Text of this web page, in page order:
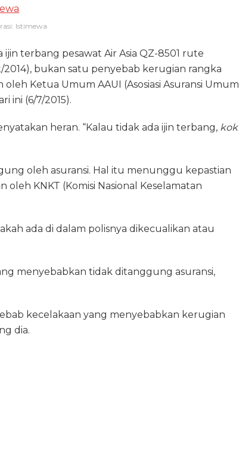
Istimewa
terbang pesawat Air Asia QZ-8501 rute
bukan satu penyebab kerugian rangka
Ketua Umum AAUI (Asosiasi Asuransi Umum
ini (6/7/2015).
heran. “Kalau tidak ada ijin terbang, kok
oleh asuransi. Hal itu menunggu kepastian
KNKT (Komisi Nasional Keselamatan
ada di dalam polisnya dikecualikan atau
menyebabkan tidak ditanggung asuransi,
kecelakaan yang menyebabkan kerugian
dia.